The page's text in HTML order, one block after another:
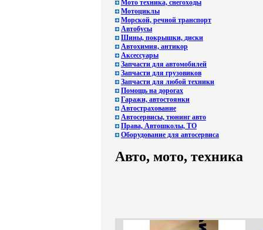
Мото техника, снегоходы
Мотоциклы
Морской, речной транспорт
Автобусы
Шины, покрышки, диски
Автохимия, антикор
Аксессуары
Запчасти для автомобилей
Запчасти для грузовиков
Запчасти для любой техники
Помощь на дорогах
Гаражи, автостоянки
Автострахование
Автосервисы, тюнинг авто
Права, Автошколы, ТО
Оборудование для автосервиса
Авто, мото, техника